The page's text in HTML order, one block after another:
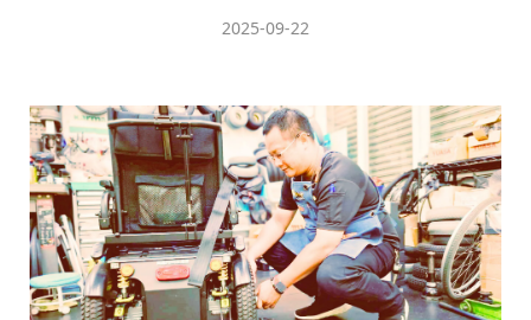
2025-09-22